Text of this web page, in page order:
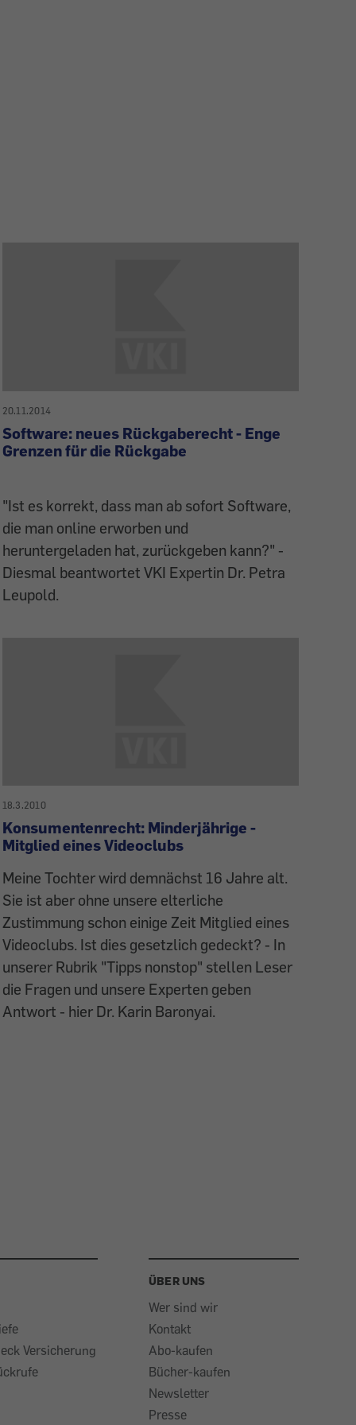
20.11.2014
Software: neues Rückgaberecht - Enge
Grenzen für die Rückgabe
"Ist es korrekt, dass man ab sofort Software,
die man online erworben und
heruntergeladen hat, zurückgeben kann?" -
Diesmal beantwortet VKI Expertin Dr. Petra
Leupold.
18.3.2010
Konsumentenrecht: Minderjährige -
Mitglied eines Videoclubs
Meine Tochter wird demnächst 16 Jahre alt.
Sie ist aber ohne unsere elterliche
Zustimmung schon einige Zeit Mitglied eines
Videoclubs. Ist dies gesetzlich gedeckt? - In
unserer Rubrik "Tipps nonstop" stellen Leser
die Fragen und unsere Experten geben
Antwort - hier Dr. Karin Baronyai.
Versicherung
ÜBER UNS
Wer sind wir
Kontakt
Abo-kaufen
Bücher-kaufen
Newsletter
Presse